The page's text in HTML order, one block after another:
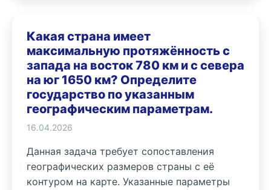
Какая страна имеет
максимальную протяжённость с
запада на восток 780 км и с севера
на юг 1650 км? Определите
государство по указанным
географическим параметрам.
16.04.2026
Данная задача требует сопоставления
географических размеров страны с её
контуром на карте. Указанные параметры